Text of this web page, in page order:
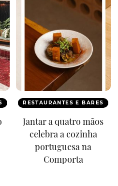
RESTAURANTES E BARES
Jantar a quatro mãos
celebra a cozinha
portuguesa na
Comporta